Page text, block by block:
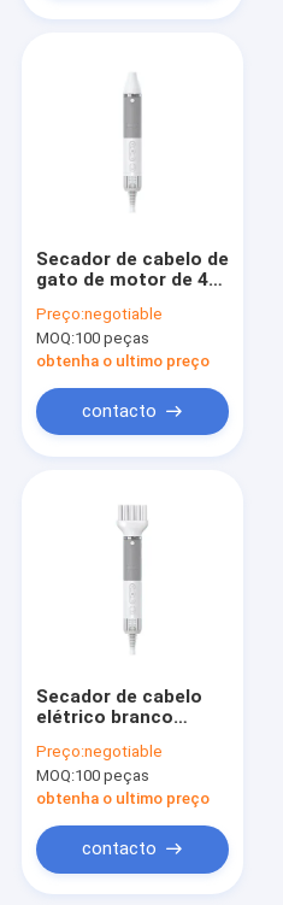
Produtos
Visita à fábrica
Notícias
Casos
Solicite um orçamento
Secador de cabelo de
gato de motor de 4
baixo ruído
Multifuncional
Preço:negotiable
MOQ:100 peças
obtenha o ultimo preço
contacto
Secador de cabelo
elétrico branco
animais de
estimação portátil
de infravermelho
cão
Preço:negotiable
MOQ:100 peças
obtenha o ultimo preço
contacto